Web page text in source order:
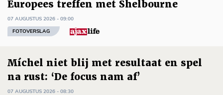
Europees treffen met Shelbourne
07 AUGUSTUS 2026 - 09:00
FOTOVERSLAG
Míchel niet blij met resultaat en spel
na rust: ‘De focus nam af’
07 AUGUSTUS 2026 - 08:30